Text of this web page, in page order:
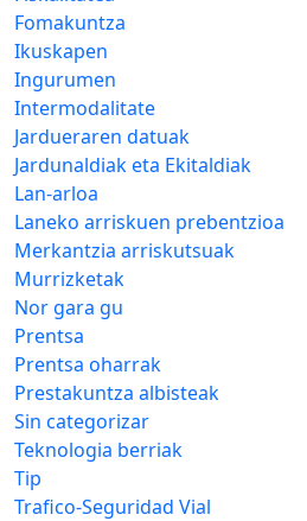
Fomakuntza
Ikuskapen
Ingurumen
Intermodalitate
Jardueraren datuak
Jardunaldiak eta Ekitaldiak
Lan-arloa
Laneko arriskuen prebentzioa
Merkantzia arriskutsuak
Murrizketak
Nor gara gu
Prentsa
Prentsa oharrak
Prestakuntza albisteak
Sin categorizar
Teknologia berriak
Tip
Trafico-Seguridad Vial